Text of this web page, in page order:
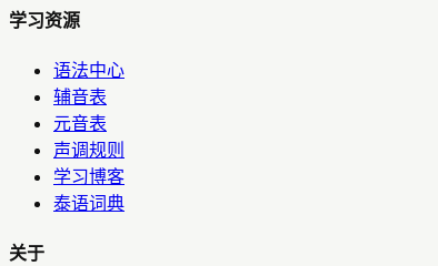
学习资源
语法中心
辅音表
元音表
声调规则
学习博客
泰语词典
关于